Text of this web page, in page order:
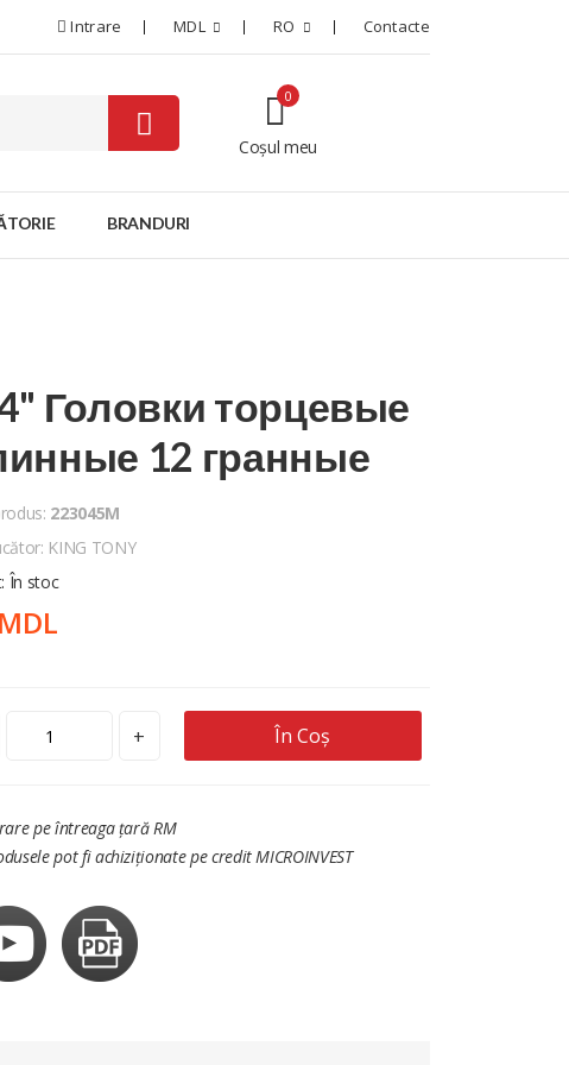
Intrare MDL RO Contacte
Coșul meu
0
BRANDURI
Головки торцевые
12 гранные
223045M
KING TONY
În stoc
+ În Coș
pe întreaga țară RM
pot fi achiziționate pe credit MICROINVEST